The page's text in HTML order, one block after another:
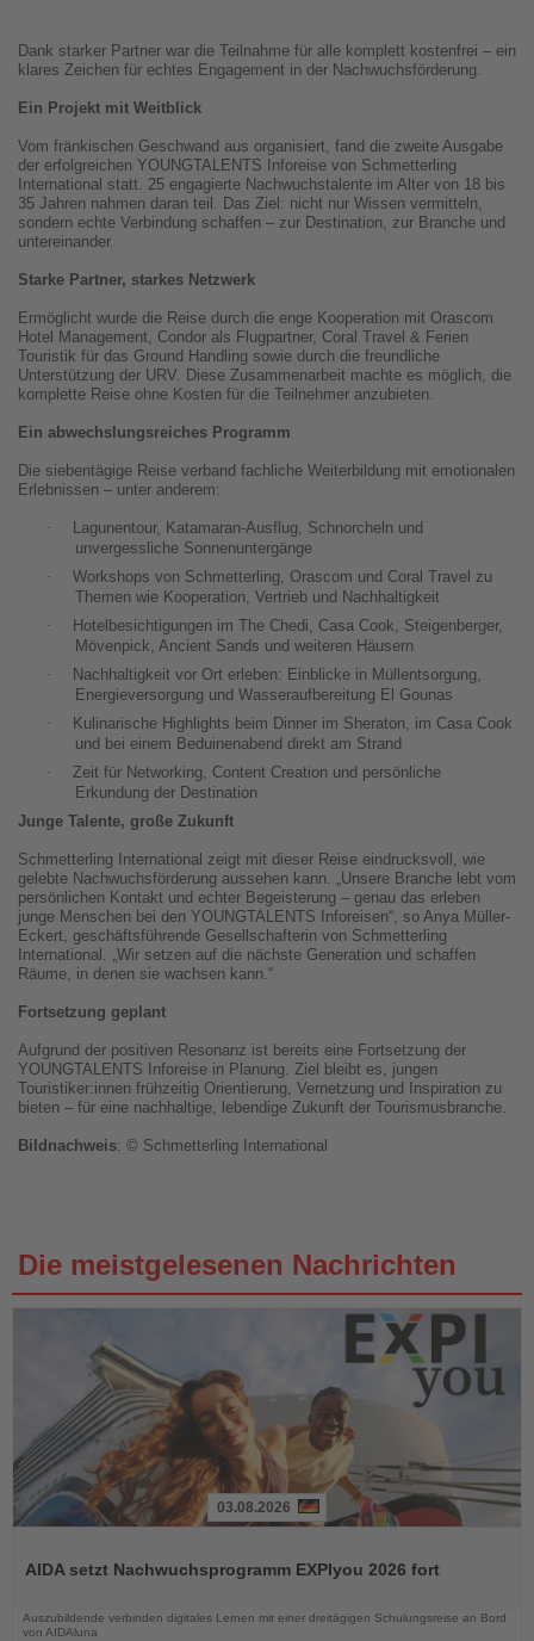
Dank starker Partner war die Teilnahme für alle komplett kostenfrei – ein
klares Zeichen für echtes Engagement in der Nachwuchsförderung.
Ein Projekt mit Weitblick
Vom fränkischen Geschwand aus organisiert, fand die zweite Ausgabe
der erfolgreichen YOUNGTALENTS Inforeise von Schmetterling
International statt. 25 engagierte Nachwuchstalente im Alter von 18 bis
35 Jahren nahmen daran teil. Das Ziel: nicht nur Wissen vermitteln,
sondern echte Verbindung schaffen – zur Destination, zur Branche und
untereinander.
Starke Partner, starkes Netzwerk
Ermöglicht wurde die Reise durch die enge Kooperation mit Orascom
Hotel Management, Condor als Flugpartner, Coral Travel & Ferien
Touristik für das Ground Handling sowie durch die freundliche
Unterstützung der URV. Diese Zusammenarbeit machte es möglich, die
komplette Reise ohne Kosten für die Teilnehmer anzubieten.
Ein abwechslungsreiches Programm
Die siebentägige Reise verband fachliche Weiterbildung mit emotionalen
Erlebnissen – unter anderem:
·
Lagunentour, Katamaran-Ausflug, Schnorcheln und
unvergessliche Sonnenuntergänge
·
Workshops von Schmetterling, Orascom und Coral Travel zu
Themen wie Kooperation, Vertrieb und Nachhaltigkeit
·
Hotelbesichtigungen im The Chedi, Casa Cook, Steigenberger,
Mövenpick, Ancient Sands und weiteren Häusern
·
Nachhaltigkeit vor Ort erleben: Einblicke in Müllentsorgung,
Energieversorgung und Wasseraufbereitung El Gounas
·
Kulinarische Highlights beim Dinner im Sheraton, im Casa Cook
und bei einem Beduinenabend direkt am Strand
·
Zeit für Networking, Content Creation und persönliche
Erkundung der Destination
Junge Talente, große Zukunft
Schmetterling International zeigt mit dieser Reise eindrucksvoll, wie
gelebte Nachwuchsförderung aussehen kann. „Unsere Branche lebt vom
persönlichen Kontakt und echter Begeisterung – genau das erleben
junge Menschen bei den YOUNGTALENTS Inforeisen“, so Anya Müller-
Eckert, geschäftsführende Gesellschafterin von Schmetterling
International. „Wir setzen auf die nächste Generation und schaffen
Räume, in denen sie wachsen kann.“
Fortsetzung geplant
Aufgrund der positiven Resonanz ist bereits eine Fortsetzung der
YOUNGTALENTS Inforeise in Planung. Ziel bleibt es, jungen
Touristiker:innen frühzeitig Orientierung, Vernetzung und Inspiration zu
bieten – für eine nachhaltige, lebendige Zukunft der Tourismusbranche.
Bildnachweis: © Schmetterling International
Die meistgelesenen Nachrichten
die
03.08.2026
AIDA setzt Nachwuchsprogramm EXPIyou 2026 fort
Auszubildende verbinden digitales Lernen mit einer dreitägigen Schulungsreise an Bord
von AIDAluna